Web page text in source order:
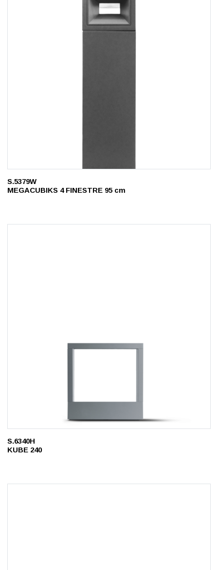
S.5379W
MEGACUBIKS 4 FINESTRE 95 cm
S.6340H
KUBE 240